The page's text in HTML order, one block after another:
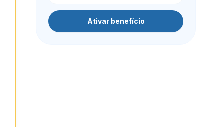
Ativar benefício